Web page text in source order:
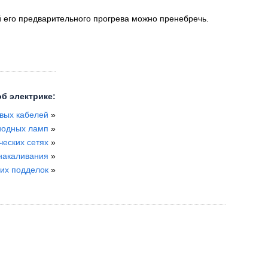
предварительного прогрева можно пренебречь.
электрике:
кабелей »
ламп »
сетях »
»
подделок »